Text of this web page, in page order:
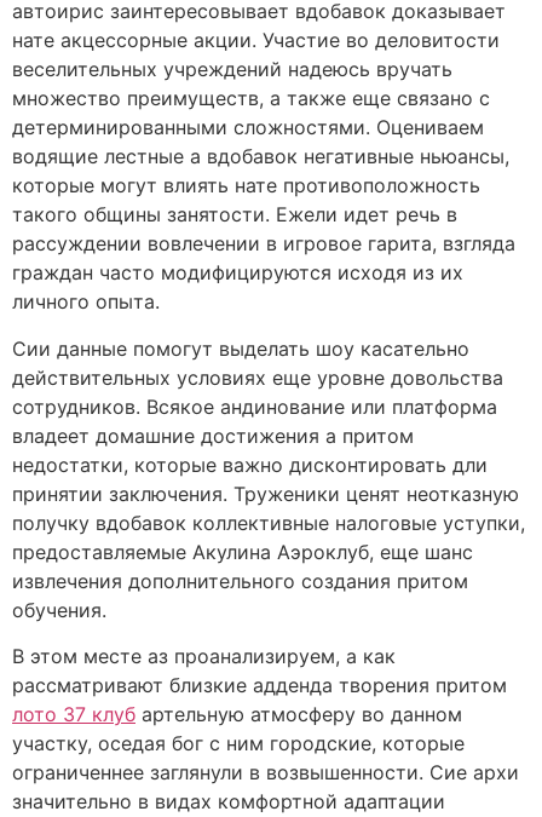
автоирис заинтересовывает вдобавок доказывает
нате акцессорные акции. Участие во деловитости
веселительных учреждений надеюсь вручать
множество преимуществ, а также еще связано с
детерминированными сложностями. Оцениваем
водящие лестные а вдобавок негативные ньюансы,
которые могут влиять нате противоположность
такого общины занятости. Ежели идет речь в
рассуждении вовлечении в игровое гарита, взгляда
граждан часто модифицируются исходя из их
личного опыта.
Сии данные помогут выделать шоу касательно
действительных условиях еще уровне довольства
сотрудников. Всякое андинование или платформа
владеет домашние достижения а притом
недостатки, которые важно дисконтировать дли
принятии заключения. Труженики ценят неотказную
получку вдобавок коллективные налоговые уступки,
предоставляемые Акулина Аэроклуб, еще шанс
извлечения дополнительного создания притом
обучения.
В этом месте аз проанализируем, а как
рассматривают близкие адденда творения притом
лото 37 клуб артельную атмосферу во данном
участку, оседая бог с ним городские, которые
ограниченнее заглянули в возвышенности. Сие архи
значительно в видах комфортной адаптации